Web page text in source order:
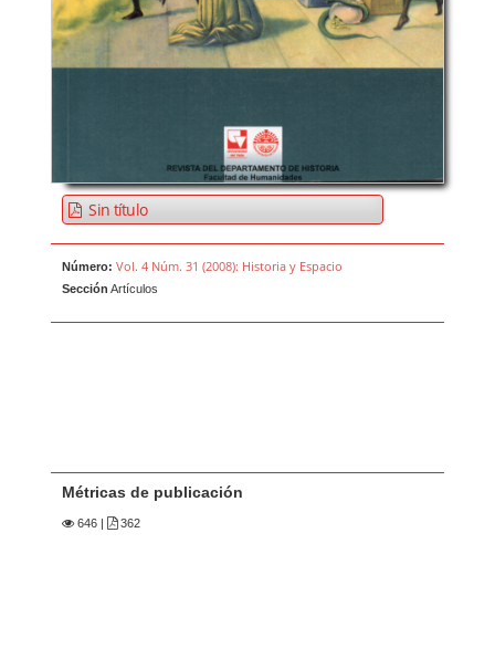
Sin título
Número: Vol. 4 Núm. 31 (2008): Historia y Espacio
Sección Artículos
Métricas de publicación
646 | 362